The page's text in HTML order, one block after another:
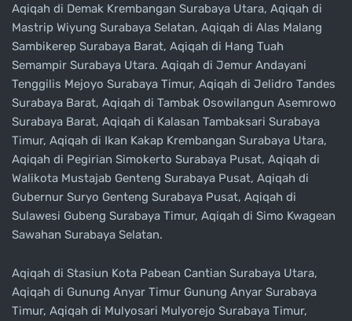
Aqiqah di Demak Krembangan Surabaya Utara, Aqiqah di
Mastrip Wiyung Surabaya Selatan, Aqiqah di Alas Malang
Sambikerep Surabaya Barat, Aqiqah di Hang Tuah
Semampir Surabaya Utara. Aqiqah di Jemur Andayani
Tenggilis Mejoyo Surabaya Timur, Aqiqah di Jelidro Tandes
Surabaya Barat, Aqiqah di Tambak Osowilangun Asemrowo
Surabaya Barat, Aqiqah di Kalasan Tambaksari Surabaya
Timur, Aqiqah di Ikan Kakap Krembangan Surabaya Utara,
Aqiqah di Pegirian Simokerto Surabaya Pusat, Aqiqah di
Walikota Mustajab Genteng Surabaya Pusat, Aqiqah di
Gubernur Suryo Genteng Surabaya Pusat, Aqiqah di
Sulawesi Gubeng Surabaya Timur, Aqiqah di Simo Kwagean
Sawahan Surabaya Selatan.
Aqiqah di Stasiun Kota Pabean Cantian Surabaya Utara,
Aqiqah di Gunung Anyar Timur Gunung Anyar Surabaya
Timur, Aqiqah di Mulyosari Mulyorejo Surabaya Timur,